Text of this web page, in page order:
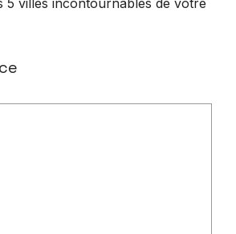
5 villes incontournables de votre